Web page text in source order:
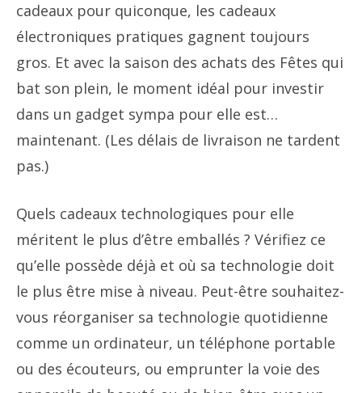
cadeaux pour quiconque, les cadeaux
électroniques pratiques gagnent toujours
gros. Et avec la saison des achats des Fêtes qui
bat son plein, le moment idéal pour investir
dans un gadget sympa pour elle est…
maintenant. (Les délais de livraison ne tardent
pas.)
Quels cadeaux technologiques pour elle
méritent le plus d’être emballés ? Vérifiez ce
qu’elle possède déjà et où sa technologie doit
le plus être mise à niveau. Peut-être souhaitez-
vous réorganiser sa technologie quotidienne
comme un ordinateur, un téléphone portable
ou des écouteurs, ou emprunter la voie des